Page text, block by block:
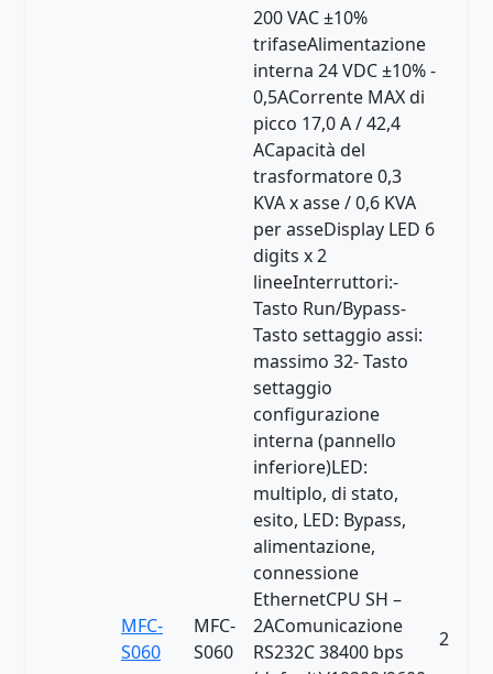
MFC-
S060
MFC-
S060
200 VAC ±10%
trifaseAlimentazione
interna 24 VDC ±10% -
0,5ACorrente MAX di
picco 17,0 A / 42,4
ACapacità del
trasformatore 0,3
KVA x asse / 0,6 KVA
per asseDisplay LED 6
digits x 2
lineeInterruttori:-
Tasto Run/Bypass-
Tasto settaggio assi:
massimo 32- Tasto
settaggio
configurazione
interna (pannello
inferiore)LED:
multiplo, di stato,
esito, LED: Bypass,
alimentazione,
connessione
EthernetCPU SH –
2AComunicazione
RS232C 38400 bps
2